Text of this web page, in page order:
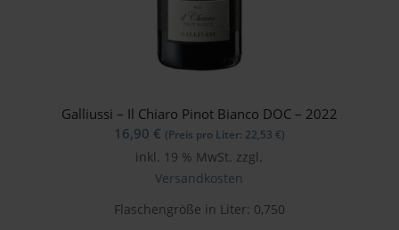
Galliussi – Il Chiaro Pinot Bianco DOC – 2022
16,90 € (Preis pro Liter: 22,53 €)
inkl. 19 % MwSt. zzgl.
Versandkosten
Flaschengröße in Liter: 0,750